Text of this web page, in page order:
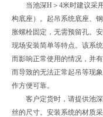
当池深H＞4米时建议采用
构底座）。起吊系统底座、
胀螺栓固定，无需预留孔。
现场安装简单等特点。该系
而影响正常使用的情况，并
而导致的无法正常起吊等现
作方便可靠。
客户定货时，请提供池深
丝的尺寸。安装系统的材质